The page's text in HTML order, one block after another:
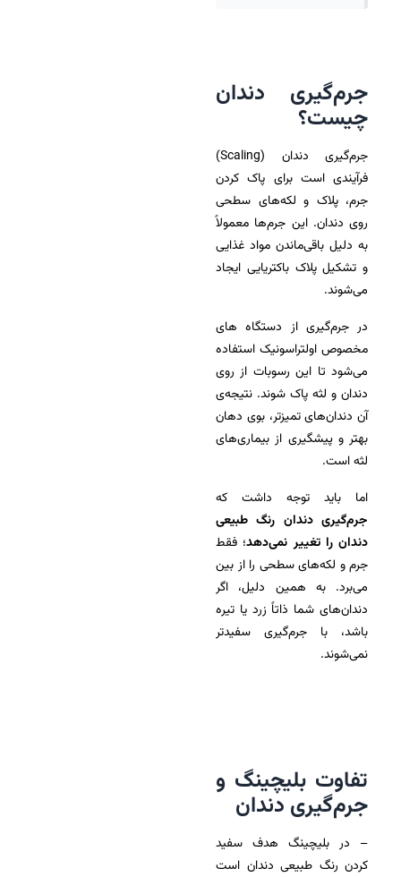
جرم‌گیری دندان
چیست؟
جرم‌گیری دندان (Scaling)
فرآیندی است برای پاک کردن
جرم، پلاک و لکه‌های سطحی
روی دندان. این جرم‌ها معمولاً
به دلیل باقی‌ماندن مواد غذایی
و تشکیل پلاک باکتریایی ایجاد
می‌شوند.
در جرم‌گیری از دستگاه های
مخصوص اولتراسونیک استفاده
می‌شود تا این رسوبات از روی
دندان و لثه پاک شوند. نتیجه‌ی
آن دندان‌های تمیزتر، بوی دهان
بهتر و پیشگیری از بیماری‌های
لثه است.
اما باید توجه داشت که
جرم‌گیری دندان رنگ طبیعی
دندان را تغییر نمی‌دهد؛ فقط
جرم و لکه‌های سطحی را از بین
می‌برد. به همین دلیل، اگر
دندان‌های شما ذاتاً زرد یا تیره
باشد، با جرم‌گیری سفیدتر
نمی‌شوند.
تفاوت بلیچینگ و
جرم‌گیری دندان
– در بلیچینگ هدف سفید
کردن رنگ طبیعی دندان است